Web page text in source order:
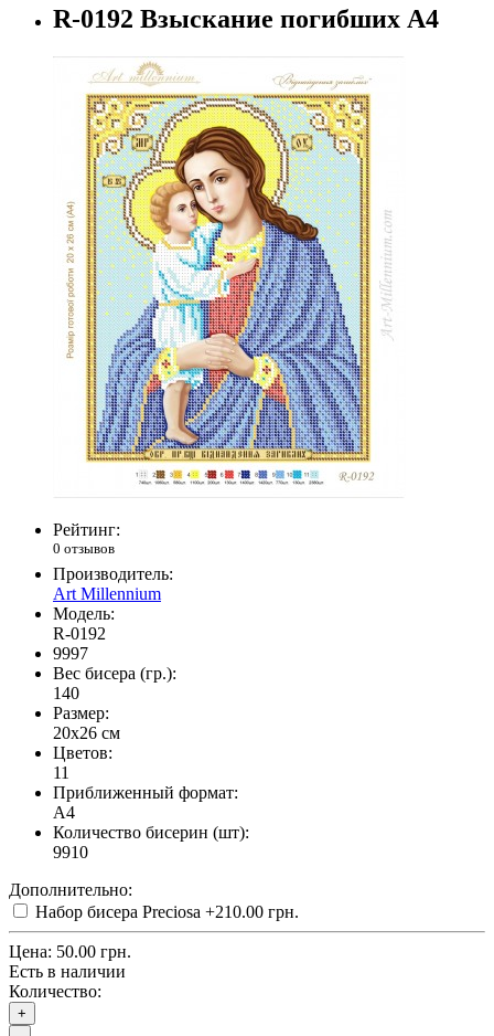
R-0192 Взыскание погибших А4
Рейтинг:
0 отзывов
Производитель:
Art Millennium
Модель:
R-0192
9997
Вес бисера (гр.):
140
Размер:
20x26 см
Цветов:
11
Приближенный формат:
A4
Количество бисерин (шт):
9910
Дополнительно:
Набор бисера Preciosa +210.00 грн.
Цена: 50.00 грн.
Есть в наличии
Количество:
+